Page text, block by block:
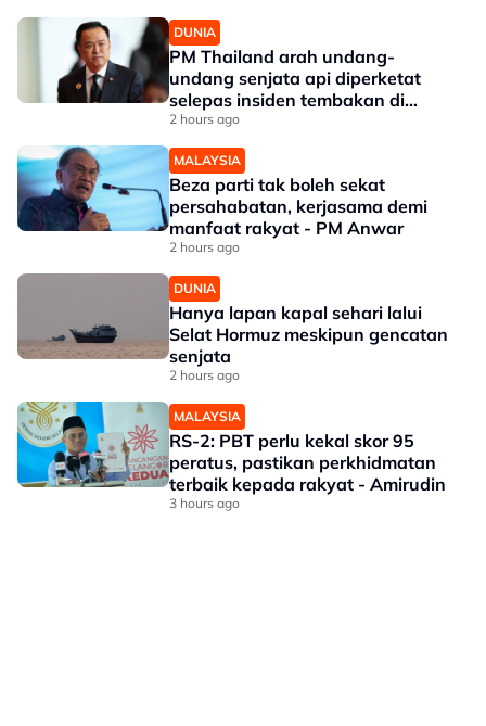
DUNIA
PM Thailand arah undang-
undang senjata api diperketat
selepas insiden tembakan di
sekolah
2 hours ago
MALAYSIA
Beza parti tak boleh sekat
persahabatan, kerjasama demi
manfaat rakyat - PM Anwar
2 hours ago
DUNIA
Hanya lapan kapal sehari lalui
Selat Hormuz meskipun gencatan
senjata
2 hours ago
MALAYSIA
RS-2: PBT perlu kekal skor 95
peratus, pastikan perkhidmatan
terbaik kepada rakyat - Amirudin
3 hours ago